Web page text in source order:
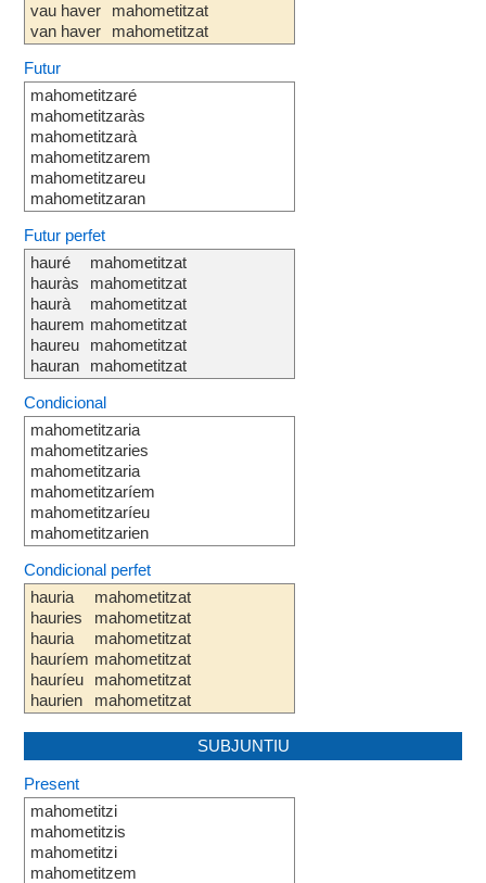
vau haver
van haver
mahometitzat
mahometitzat
Futur
mahometitzaré
mahometitzaràs
mahometitzarà
mahometitzarem
mahometitzareu
mahometitzaran
Futur perfet
hauré
hauràs
haurà
haurem
haureu
hauran
mahometitzat
mahometitzat
mahometitzat
mahometitzat
mahometitzat
mahometitzat
Condicional
mahometitzaria
mahometitzaries
mahometitzaria
mahometitzaríem
mahometitzaríeu
mahometitzarien
Condicional perfet
hauria
hauries
hauria
hauríem
hauríeu
haurien
mahometitzat
mahometitzat
mahometitzat
mahometitzat
mahometitzat
mahometitzat
SUBJUNTIU
Present
mahometitzi
mahometitzis
mahometitzi
mahometitzem